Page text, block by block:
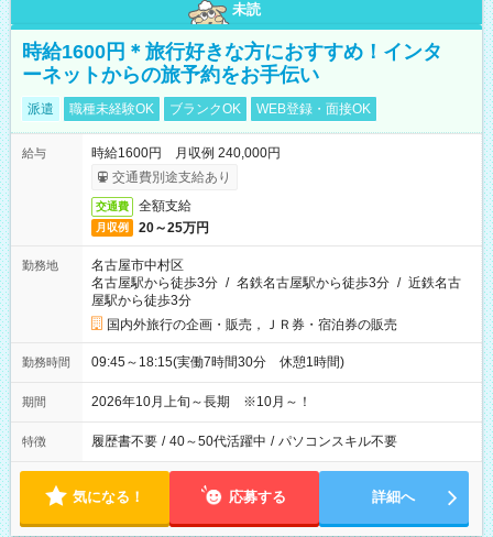
未読
時給1600円＊旅行好きな方におすすめ！インタ
ーネットからの旅予約をお手伝い
派遣 職種未経験OK ブランクOK WEB登録・面接OK
給与
時給1600円 月収例 240,000円
交通費別途支給あり
交通費 全額支給
月収例 20～25万円
勤務地
名古屋市中村区
名古屋駅から徒歩3分 / 名鉄名古屋駅から徒歩3分 / 近鉄名古
屋駅から徒歩3分
国内外旅行の企画・販売，ＪＲ券・宿泊券の販売
勤務時間 09:45～18:15(実働7時間30分 休憩1時間)
期間 2026年10月上旬～長期 ※10月～！
特徴 履歴書不要 / 40～50代活躍中 / パソコンスキル不要
気になる！ 応募する 詳細へ